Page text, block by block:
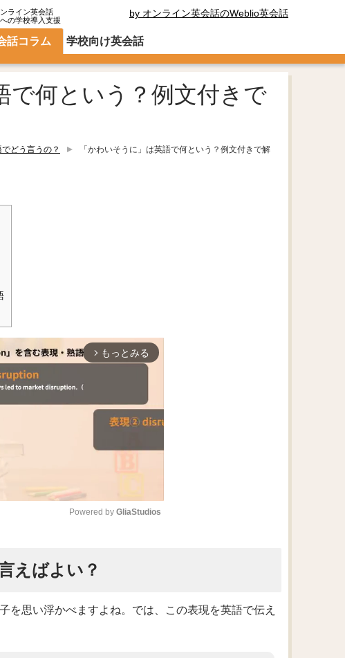
ライン英会話
の学校導入支援
by オンライン英会話のWeblio英会話
話コラム 学校向け英会話
で何という？例文付きで
どう言うの？
「かわいそうに」は英語で何という？例文付きで解
arrow_forward_ios もっとみる
e
Powered by GliaStudios
えばよい？
を思い浮かべますよね。では、この表現を英語で伝え